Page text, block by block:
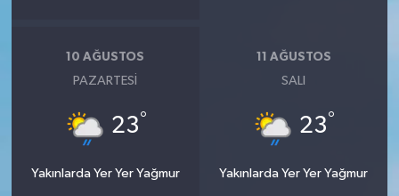
10 AĞUSTOS
PAZARTESI
23°
Yakınlarda Yer Yer Yağmur
11 AĞUSTOS
SALI
23°
Yakınlarda Yer Yer Yağmur